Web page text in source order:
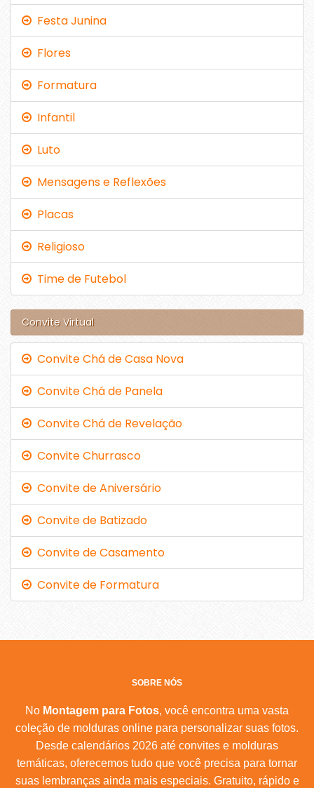
Festa Junina
Flores
Formatura
Infantil
Luto
Mensagens e Reflexões
Placas
Religioso
Time de Futebol
Convite Virtual
Convite Chá de Casa Nova
Convite Chá de Panela
Convite Chá de Revelação
Convite Churrasco
Convite de Aniversário
Convite de Batizado
Convite de Casamento
Convite de Formatura
SOBRE NÓS
No Montagem para Fotos, você encontra uma vasta
coleção de molduras online para personalizar suas fotos.
Desde calendários 2026 até convites e molduras
temáticas, oferecemos tudo que você precisa para tornar
suas lembranças ainda mais especiais. Gratuito, rápido e